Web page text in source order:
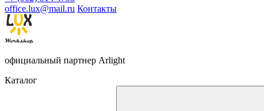
office.lux@mail.ru Контакты
официальный партнер Arlight
Каталог